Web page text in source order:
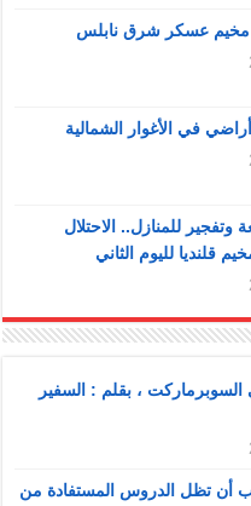
مخيم عسكر شرق نابلس
في الأغوار الشمالية
للمنازل.. الاحتلال
قلنديا لليوم الثاني
السوبرماركت ، بقلم : السفير
أن تظل الدروس المستفادة من